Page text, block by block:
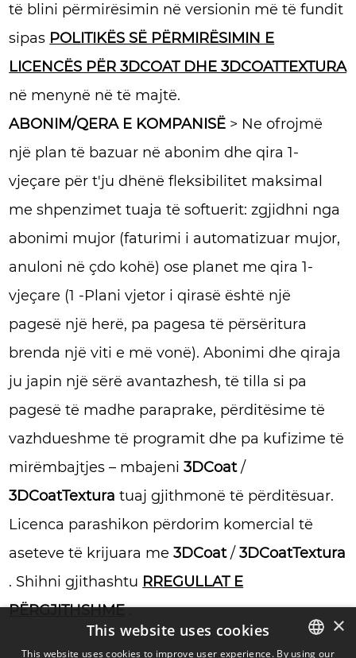
të blini përmirësimin në versionin më të fundit
sipas POLITIKËS SË PËRMIRËSIMIN E
LICENCËS PËR 3DCOAT DHE 3DCOATTEXTURA
në menynë në të majtë.
ABONIM/QERA E KOMPANISË > Ne ofrojmë
një plan të bazuar në abonim dhe qira 1-
vjeçare për t'ju dhënë fleksibilitet maksimal
me shpenzimet tuaja të softuerit: zgjidhni nga
abonimi mujor (faturimi i automatizuar mujor,
anuloni në çdo kohë) ose planet me qira 1-
vjeçare (1 -Plani vjetor i qirasë është një
pagesë një herë, pa pagesa të përsëritura
brenda një viti e më vonë). Abonimi dhe qiraja
ju japin një sërë avantazhesh, të tilla si pa
pagesë të madhe paraprake, përditësime të
vazhdueshme të programit dhe pa kufizime të
mirëmbajtjes – mbajeni3DCoat/
3DCoatTextura tuaj gjithmonë të përditësuar.
Licenca parashikon përdorim komercial të
aseteve të krijuara me3DCoat/3DCoatTextura
. Shihni gjithashtu RREGULLAT E
PËRGJITHSHME.
×
This website uses cookies
This website uses cookies to improve user experience. By using our